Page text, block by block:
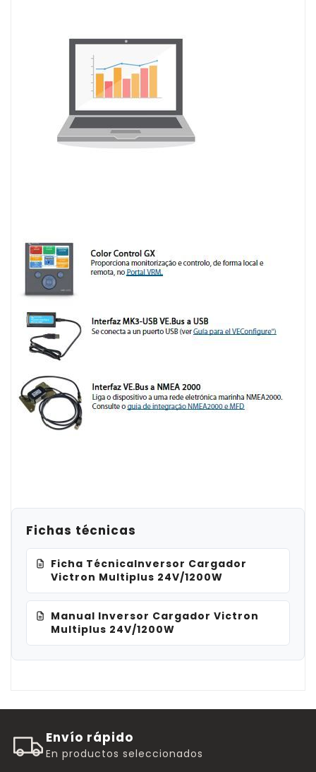
Fichas técnicas
Ficha TécnicaInversor Cargador
Victron Multiplus 24V/1200W
Manual Inversor Cargador Victron
Multiplus 24V/1200W
Envío rápido
En productos seleccionados